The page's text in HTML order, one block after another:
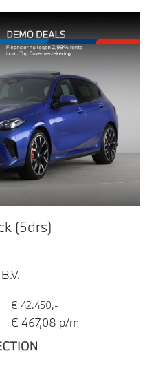
(5drs)
€ 42.450,-
€ 467,08 p/m